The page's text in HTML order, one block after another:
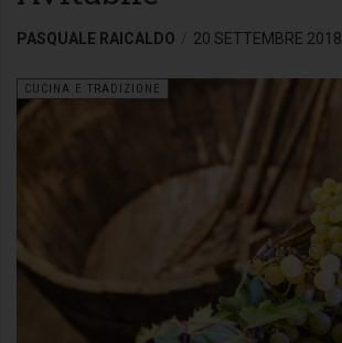
PASQUALE RAICALDO 20 SETTEMBRE 2018
CUCINA E TRADIZIONE